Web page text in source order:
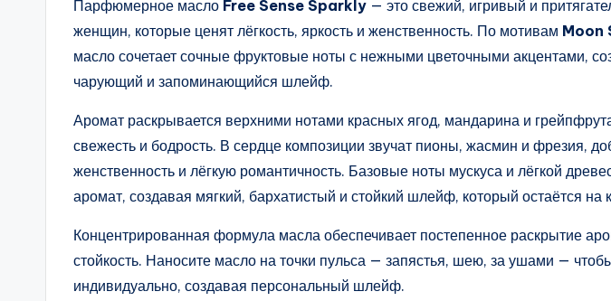
Парфюмерное масло Free Sense Sparkly — это свежий, игривый и
женщин, которые ценят лёгкость, яркость и женственность. По мотивам Moon
масло сочетает сочные фруктовые ноты с нежными цветочными акцентами,
чарующий и запоминающийся шлейф.
Аромат раскрывается верхними нотами красных ягод, мандарина и
свежесть и бодрость. В сердце композиции звучат пионы, жасмин и фрезия,
женственность и лёгкую романтичность. Базовые ноты мускуса и лёгкой
аромат, создавая мягкий, бархатистый и стойкий шлейф, который остаётся на
Концентрированная формула масла обеспечивает постепенное раскрытие
стойкость. Наносите масло на точки пульса — запястья, шею, за ушами —
индивидуально, создавая персональный шлейф.